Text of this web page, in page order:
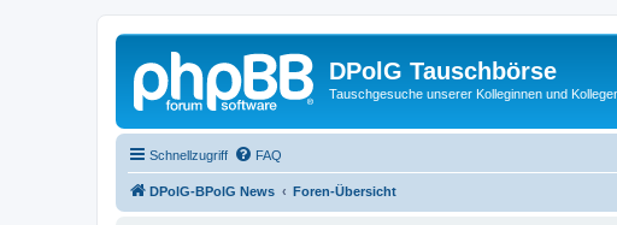
DPolG Tauschbörse
Tauschgesuche unserer Kolleginnen und
Schnellzugriff FAQ
DPolG-BPolG News Foren-Übersicht